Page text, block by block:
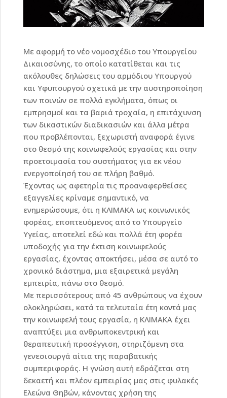
Με αφορμή το νέο νομοσχέδιο του Υπουργείου
Δικαιοσύνης, το οποίο κατατίθεται και τις
ακόλουθες δηλώσεις του αρμόδιου Υπουργού
και Υφυπουργού σχετικά με την αυστηροποίηση
των ποινών σε πολλά εγκλήματα, όπως οι
εμπρησμοί και τα βαριά τροχαία, η επιτάχυνση
των δικαστικών διαδικασιών και άλλα μέτρα
που προβλέπονται, ξεχωριστή αναφορά έγινε
στο θεσμό της κοινωφελούς εργασίας και στην
προετοιμασία του συστήματος για εκ νέου
ενεργοποίησή του σε πλήρη βαθμό.
Έχοντας ως αφετηρία τις προαναφερθείσες
εξαγγελίες κρίναμε σημαντικό, να
ενημερώσουμε, ότι η ΚΛΙΜΑΚΑ ως κοινωνικός
φορέας, εποπτευόμενος από το Υπουργείο
Υγείας, αποτελεί εδώ και πολλά έτη φορέα
υποδοχής για την έκτιση κοινωφελούς
εργασίας, έχοντας αποκτήσει, μέσα σε αυτό το
χρονικό διάστημα, μια εξαιρετικά μεγάλη
εμπειρία, πάνω στο θεσμό.
Με περισσότερους από 45 ανθρώπους να έχουν
ολοκληρώσει, κατά τα τελευταία έτη κοντά μας
την κοινωφελή τους εργασία, η ΚΛΙΜΑΚΑ έχει
αναπτύξει μια ανθρωποκεντρική και
θεραπευτική προσέγγιση, στηριζόμενη στα
γενεσιουργά αίτια της παραβατικής
συμπεριφοράς. Η γνώση αυτή εδράζεται στη
δεκαετή και πλέον εμπειρίας μας στις φυλακές
Ελεώνα Θηβών, κάνοντας χρήση της